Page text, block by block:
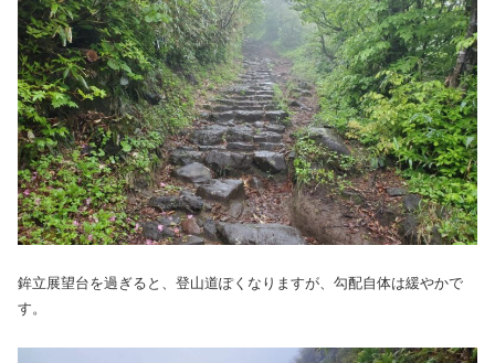
鉾立展望台を過ぎると、登山道ぽくなりますが、勾配自体は緩やかで
す。